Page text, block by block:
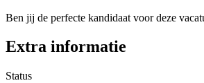
Ben jij de perfecte kandidaat voor deze
Extra informatie
Status